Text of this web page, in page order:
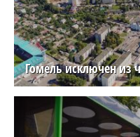
Гомель исключен из